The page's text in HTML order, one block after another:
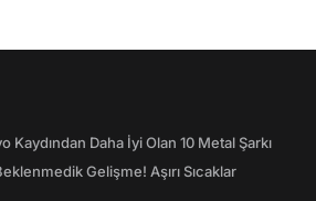
Kaydından Daha İyi Olan 10 Metal Şarkı
Gelişme! Aşırı Sıcaklar